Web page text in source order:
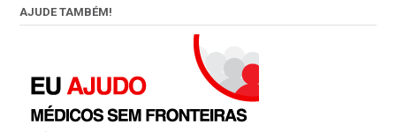
AJUDE TAMBÉM!